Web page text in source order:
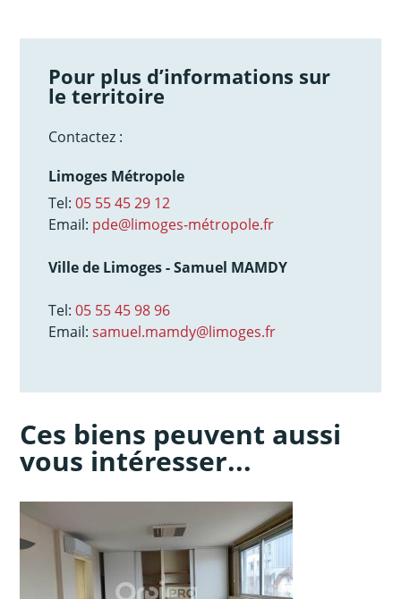
Pour plus d’informations sur
le territoire
Contactez :
Limoges Métropole
Tel:05 55 45 29 12
Email: pde@limoges-métropole.fr
Ville de Limoges - Samuel MAMDY
Tel:05 55 45 98 96
Email:samuel.mamdy@limoges.fr
Ces biens peuvent aussi
vous intéresser...